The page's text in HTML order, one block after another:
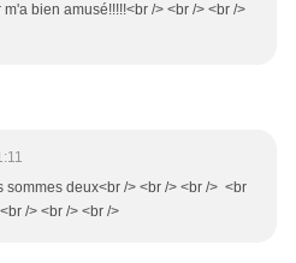
bien amusé!!!!!<br /> <br /> <br />
sommes deux<br /> <br /> <br /> <br
/> <br /> <br />